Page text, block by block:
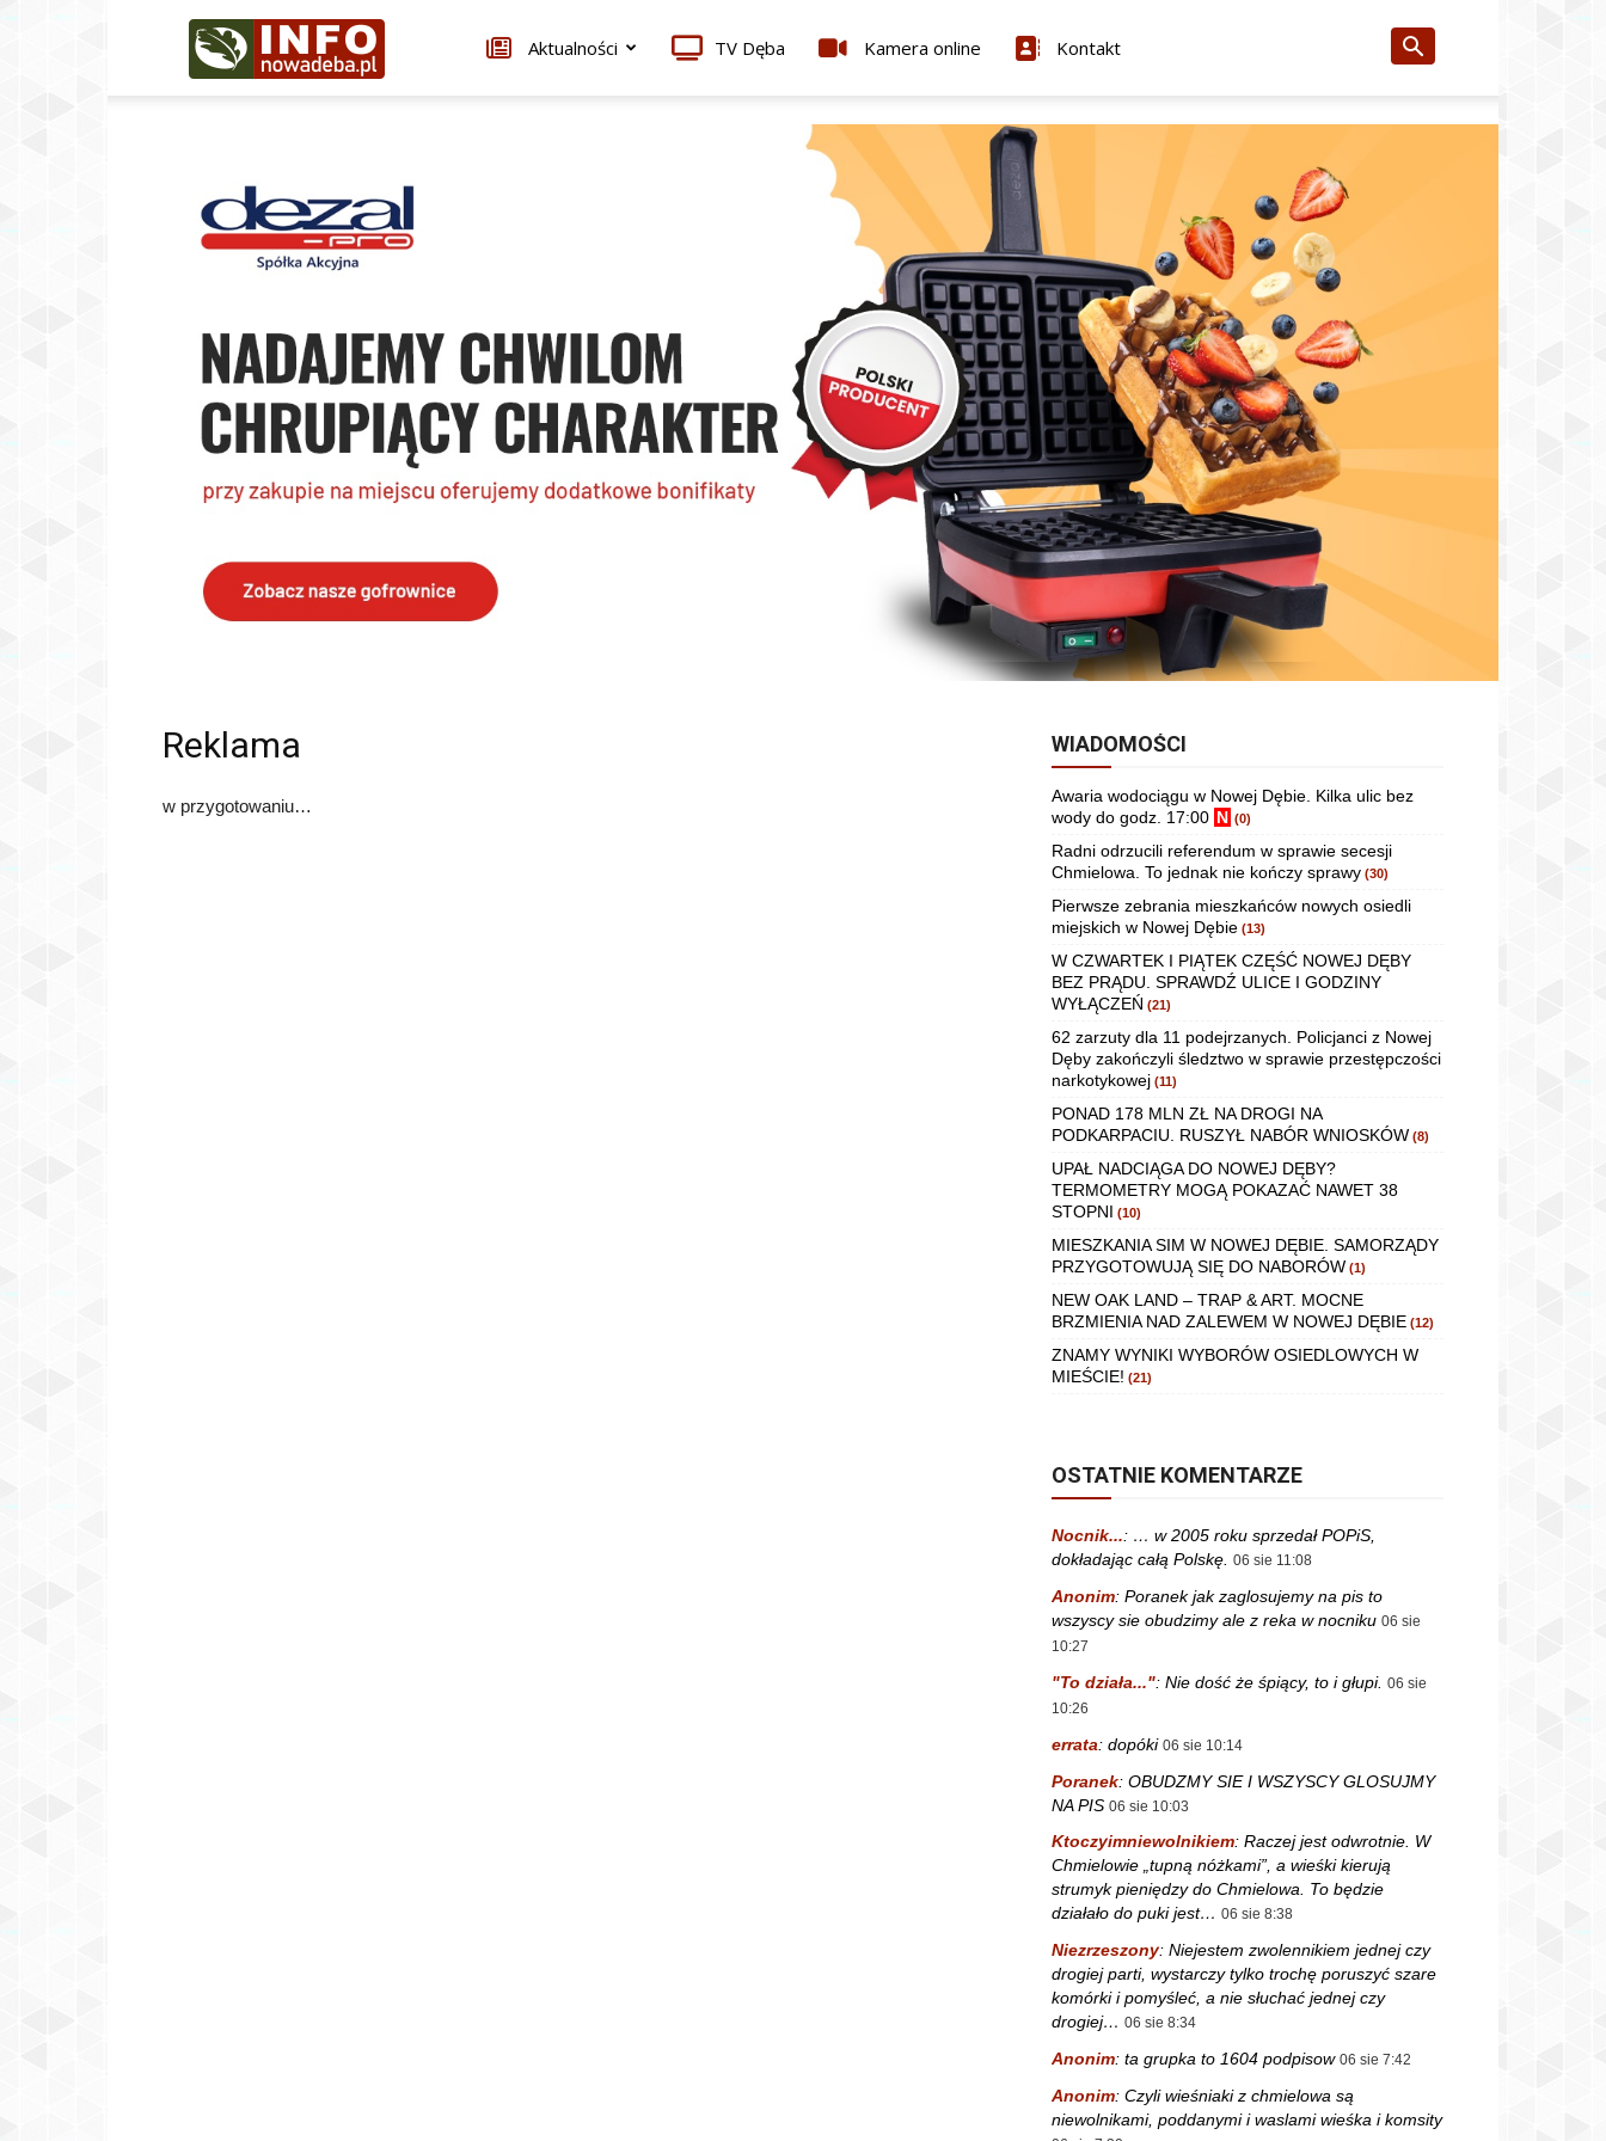
Infonowadeba.pl Aktualności TV Dęba Kamera online Kontakt
Reklama
w przygotowaniu…
WIADOMOŚCI
Awaria wodociągu w Nowej Dębie. Kilka ulic bez
wody do godz. 17:00 N (0)
Radni odrzucili referendum w sprawie secesji
Chmielowa. To jednak nie kończy sprawy (30)
Pierwsze zebrania mieszkańców nowych osiedli
miejskich w Nowej Dębie (13)
W CZWARTEK I PIĄTEK CZĘŚĆ NOWEJ DĘBY
BEZ PRĄDU. SPRAWDŹ ULICE I GODZINY
WYŁĄCZEŃ (21)
62 zarzuty dla 11 podejrzanych. Policjanci z Nowej
Dęby zakończyli śledztwo w sprawie przestępczości
narkotykowej (11)
PONAD 178 MLN ZŁ NA DROGI NA
PODKARPACIU. RUSZYŁ NABÓR WNIOSKÓW (8)
UPAŁ NADCIĄGA DO NOWEJ DĘBY?
TERMOMETRY MOGĄ POKAZAĆ NAWET 38
STOPNI (10)
MIESZKANIA SIM W NOWEJ DĘBIE. SAMORZĄDY
PRZYGOTOWUJĄ SIĘ DO NABORÓW (1)
NEW OAK LAND – TRAP & ART. MOCNE
BRZMIENIA NAD ZALEWEM W NOWEJ DĘBIE (12)
ZNAMY WYNIKI WYBORÓW OSIEDLOWYCH W
MIEŚCIE! (21)
OSTATNIE KOMENTARZE
Nocnik...: … w 2005 roku sprzedał POPiS,
dokładając całą Polskę. 06 sie 11:08
Anonim: Poranek jak zaglosujemy na pis to
wszyscy sie obudzimy ale z reka w nocniku 06 sie
10:27
"To działa...": Nie dość że śpiący, to i głupi. 06 sie
10:26
errata: dopóki 06 sie 10:14
Poranek: OBUDZMY SIE I WSZYSCY GLOSUJMY
NA PIS 06 sie 10:03
Ktoczyimniewolnikiem: Raczej jest odwrotnie. W
Chmielowie „tupną nóżkami”, a wieśki kierują
strumyk pieniędzy do Chmielowa. To będzie
działało do puki jest… 06 sie 8:38
Niezrzeszony: Niejestem zwolennikiem jednej czy
drogiej parti, wystarczy tylko trochę poruszyć szare
komórki i pomyśleć, a nie słuchać jednej czy
drogiej… 06 sie 8:34
Anonim: ta grupka to 1604 podpisow 06 sie 7:42
Anonim: Czyli wieśniaki z chmielowa są
niewolnikami, poddanymi i waslami wieśka i komsity